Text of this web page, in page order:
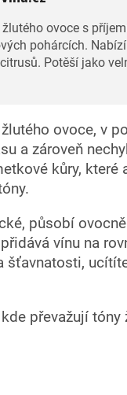
ovoce s
pohárcích.
Potěší jako
ovoce, v
a zároveň
kůry, které
působí
vínu na
šťavnatosti,
převažují tóny